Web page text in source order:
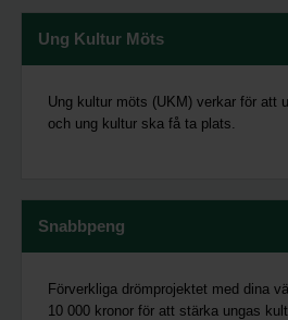
Ung Kultur Möts
Ung kultur möts (UKM) verkar för att
och ung kultur ska få ta plats.
Snabbpeng
Förverkliga drömprojektet med dina
10 000 kronor för att stärka ungas